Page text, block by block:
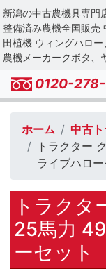
新潟の中古農機具専門
整備済み農機全国販売
田植機 ウィングハロー
農機メーカークボタ、
0120-
ホーム 中古
トラクター
ライブハロー
トラクタ
25馬力
ーセット